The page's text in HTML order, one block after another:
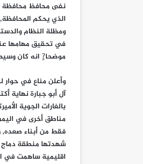
نفى محافظ محافظة
الذي يحكم
ومظلة النظام
في تحقيق مهامها
موضحا?ٍ انه كان
وأعلن مناع في حوار
آل أبو جبارة نهاية
بالغارات الجوية
فقط من أبناء صعده,
شهدتها منطقة دماج
اقليمية ساهمت في